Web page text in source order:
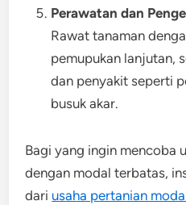
Perawatan dan
Rawat tanaman
pemupukan lanjutan,
dan penyakit seperti
busuk akar.
Bagi yang ingin mencoba
dengan modal terbatas,
dari usaha pertanian